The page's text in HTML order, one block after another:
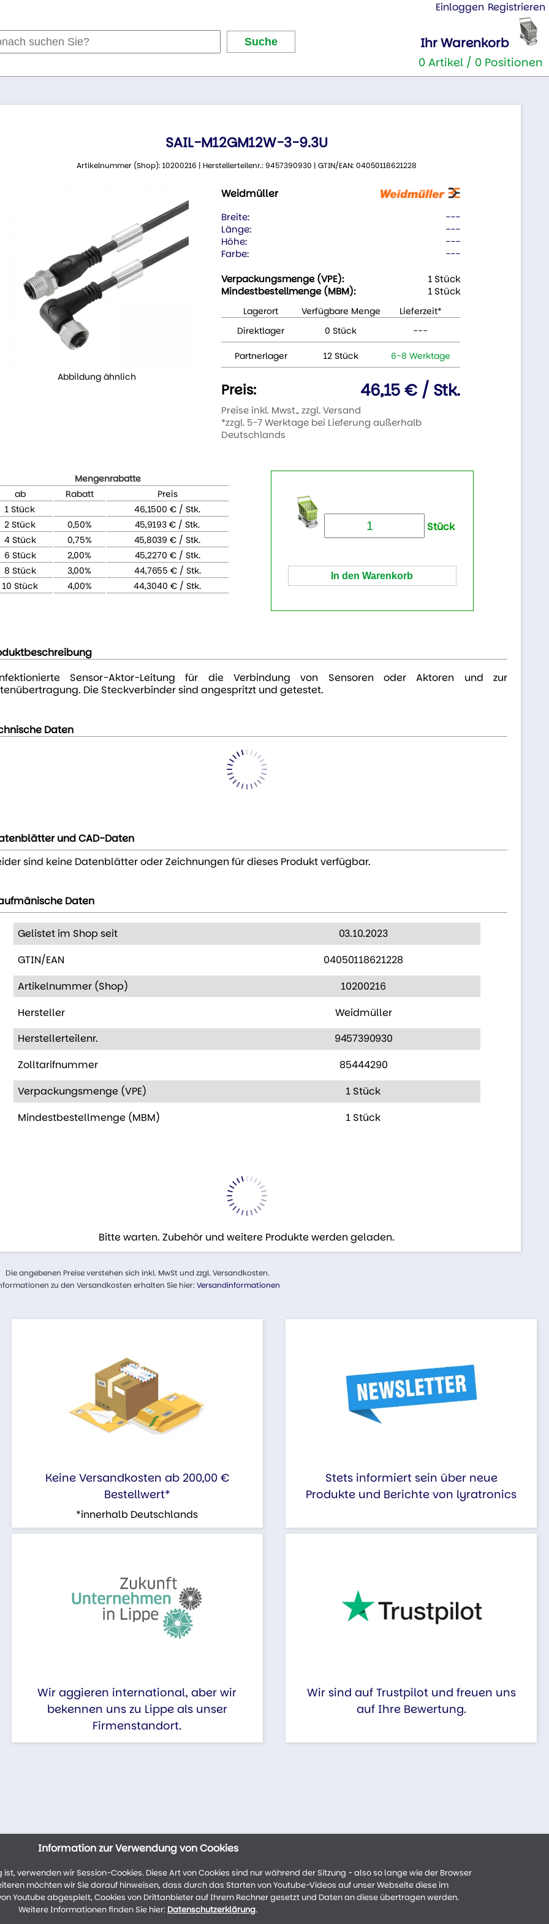
Einloggen Registrieren
Ihr Warenkorb
0 Artikel / 0 Positionen
SAIL-M12GM12W-3-9.3U
Artikelnummer (Shop): 10200216 | Herstellerteilenr.: 9457390930 | GTIN/EAN: 04050118621228
Abbildung ähnlich
Weidmüller
Breite:
---
Länge:
---
Höhe:
---
Farbe:
---
Verpackungsmenge (VPE):
1 Stück
Mindestbestellmenge (MBM):
1 Stück
Lagerort Verfügbare Menge
Lieferzeit*
Direktlager
0 Stück ---
Partnerlager 12 Stück 6-8 Werktage
Preis: 46,15 € / Stk.
Preise inkl. Mwst., zzgl. Versand
*zzgl. 5-7 Werktage bei Lieferung außerhalb
Deutschlands
Mengenrabatte
ab
Rabatt
Preis
1 Stück
46,1500 € / Stk.
2 Stück
0,50%
45,9193 € / Stk.
4 Stück
0,75%
45,8039 € / Stk.
6 Stück
2,00%
45,2270 € / Stk.
8 Stück
3,00%
44,7655 € / Stk.
10 Stück
4,00% 44,3040 € / Stk.
Stück
Sensor-Aktor-Leitung für die Verbindung von Sensoren oder Aktoren und zur
Die Steckverbinder sind angespritzt und getestet.
Daten
und CAD-Daten
sind keine Datenblätter oder Zeichnungen für dieses Produkt verfügbar.
Daten
Gelistet im Shop seit
03.10.2023
GTIN/EAN
04050118621228
Artikelnummer (Shop)
10200216
Hersteller
Weidmüller
Herstellerteilenr.
9457390930
Zolltarifnummer
85444290
Verpackungsmenge (VPE)
1 Stück
Mindestbestellmenge (MBM)
1 Stück
Bitte warten. Zubehör und weitere Produkte werden geladen.
Die angebenen Preise verstehen sich inkl. MwSt und zzgl. Versandkosten.
zu den Versandkosten erhalten Sie hier: Versandinformationen
Keine Versandkosten ab 200,00 €
Bestellwert*
*innerhalb Deutschlands
Stets informiert sein über neue
Produkte und Berichte von lyratronics
Wir aggieren international, aber wir
bekennen uns zu Lippe als unser
Firmenstandort.
Wir sind auf Trustpilot und freuen uns
auf Ihre Bewertung.
Information zur Verwendung von Cookies
verwenden wir Session-Cookies. Diese Art von Cookies sind nur während der Sitzung - also so lange wie der Browser
möchten wir Sie darauf hinweisen, dass durch das Starten von Youtube-Videos auf unser Webseite diese im
Youtube abgespielt, Cookies von Drittanbieter auf Ihrem Rechner gesetzt und Daten an diese übertragen werden.
Weitere Informationen finden Sie hier: Datenschutzerklärung.